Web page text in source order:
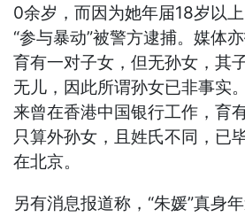
0余岁，而因为她年届18岁以
“参与暴动”被警方逮捕。媒体
育有一对子女，但无孙女，其
无儿，因此所谓孙女已非事实
来曾在香港中国银行工作，育
只算外孙女，且姓氏不同，已
在北京。
另有消息报道称，“朱媛”真身